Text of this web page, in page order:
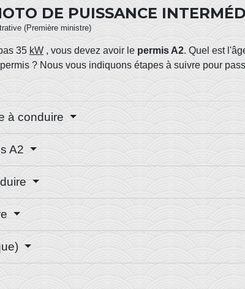
DE PUISSANCE
(Première ministre)
35 kW , vous devez avoir le permis A2. Quel est
? Nous vous indiquons étapes à suivre pour
à conduire
A2